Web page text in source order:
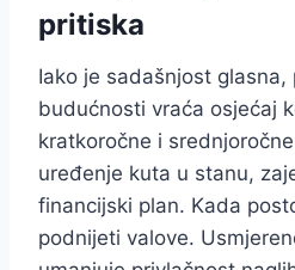
pritiska
Iako je sadašnjost glasna,
budućnosti vraća osjećaj
kratkoročne i
uređenje kuta u stanu,
financijski plan. Kada
podnijeti valove.